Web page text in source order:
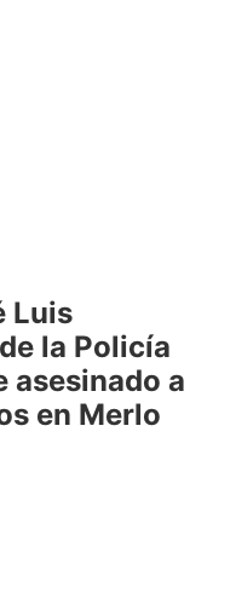
Luis
la Policía
asesinado a
en Merlo